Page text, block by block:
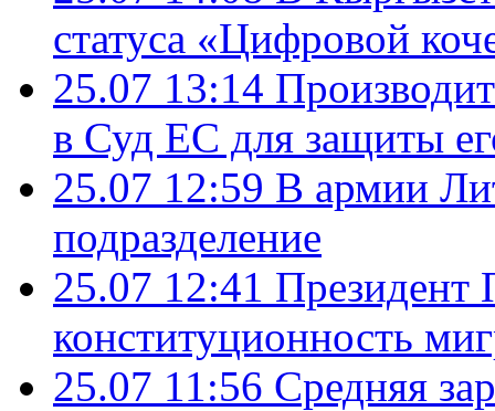
статуса «Цифровой
25.07 13:14
в Суд ЕС для защиты
25.07 12:59 В армии
подразделение
25.07 12:41 Президент
конституционность
25.07 11:56 Средняя